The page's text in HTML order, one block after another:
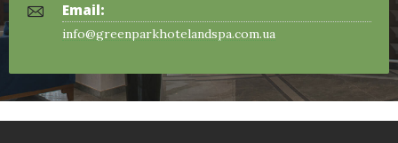
Email:
info@greenparkhotelandspa.com.ua